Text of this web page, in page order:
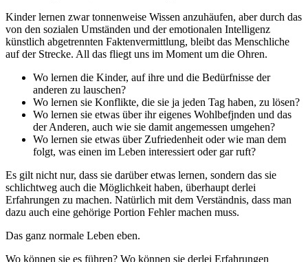
Kinder lernen zwar tonnenweise Wissen anzuhäufen, aber durch das
von den sozialen Umständen und der emotionalen Intelligenz
künstlich abgetrennten Faktenvermittlung, bleibt das Menschliche
auf der Strecke. All das fliegt uns im Moment um die Ohren.
Wo lernen die Kinder, auf ihre und die Bedürfnisse der
anderen zu lauschen?
Wo lernen sie Konflikte, die sie ja jeden Tag haben, zu lösen?
Wo lernen sie etwas über ihr eigenes Wohlbefjnden und das
der Anderen, auch wie sie damit angemessen umgehen?
Wo lernen sie etwas über Zufriedenheit oder wie man dem
folgt, was einen im Leben interessiert oder gar ruft?
Es gilt nicht nur, dass sie darüber etwas lernen, sondern das sie
schlichtweg auch die Möglichkeit haben, überhaupt derlei
Erfahrungen zu machen. Natürlich mit dem Verständnis, dass man
dazu auch eine gehörige Portion Fehler machen muss.
Das ganz normale Leben eben.
Wo können sie es führen? Wo können sie derlei Erfahrungen